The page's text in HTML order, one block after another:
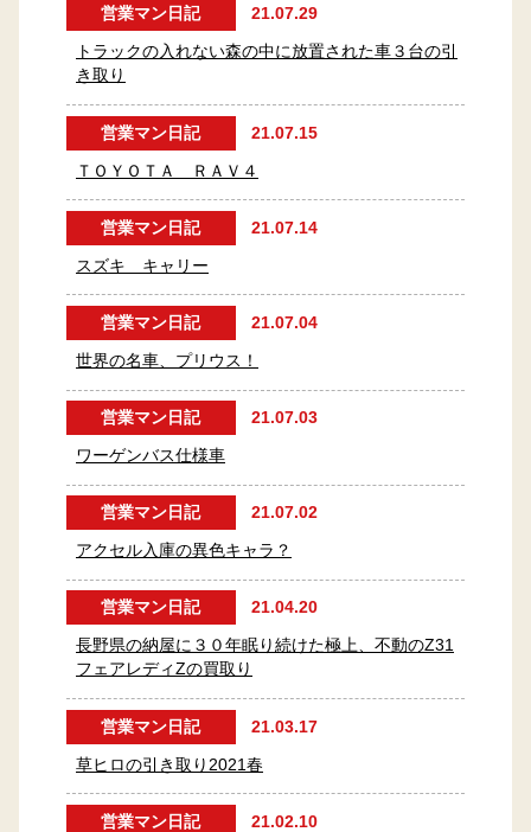
営業マン日記 21.07.29
トラックの入れない森の中に放置された車３台の引
き取り
営業マン日記 21.07.15
ＴＯＹＯＴＡ ＲＡＶ４
営業マン日記 21.07.14
スズキ キャリー
営業マン日記 21.07.04
世界の名車、プリウス！
営業マン日記 21.07.03
ワーゲンバス仕様車
営業マン日記 21.07.02
アクセル入庫の異色キャラ？
営業マン日記 21.04.20
長野県の納屋に３０年眠り続けた極上、不動のZ31
フェアレディZの買取り
営業マン日記 21.03.17
草ヒロの引き取り2021春
営業マン日記 21.02.10